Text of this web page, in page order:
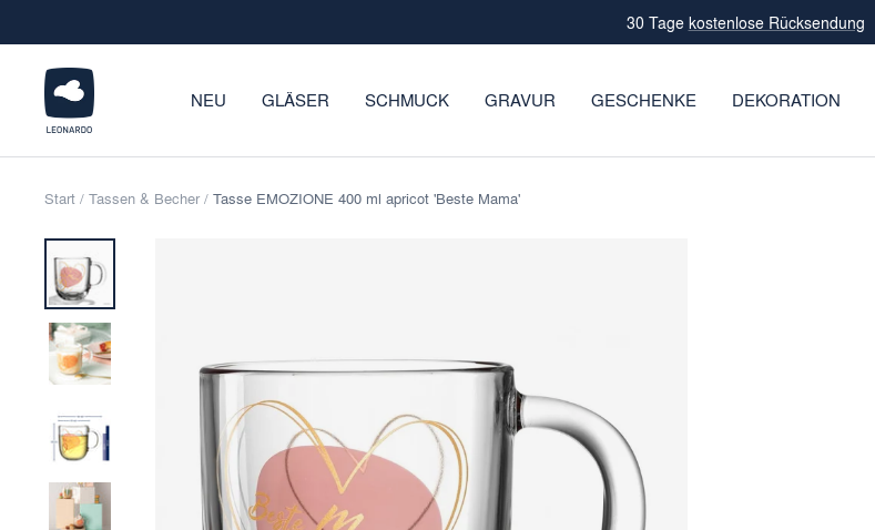
zum
Leidenschaft für Glas seit 1859
NEU GLÄSER SCHMUCK GRAVUR GESCHENKE DEKORATION
LEONARDO
Onlineshop
Start Tassen & Becher Tasse EMOZIONE 400 ml apricot 'Beste Mama'
Zurück